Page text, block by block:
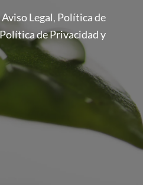
Aviso Legal, Política de
Política de Privacidad y